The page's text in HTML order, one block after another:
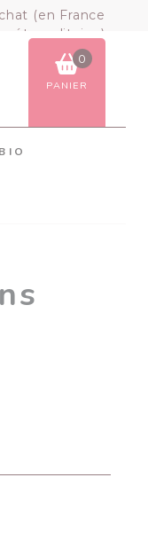
(en France
métropolitaine)
0
PANIER